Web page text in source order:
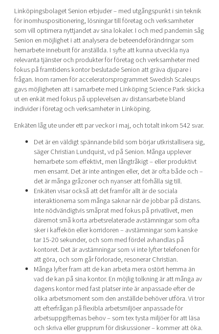
Linköpingsbolaget Senion erbjuder – med utgångspunkt i sin teknik
för inomhuspositionering, lösningar till företag och verksamheter
som vill optimera nyttjandet av sina lokaler. I och med pandemin såg
Senion en möjlighet i att analysera de beteendeförändringar som
hemarbete inneburit för anställda. I syfte att kunna utveckla nya
relevanta tjänster och produkter för företag och verksamheter med
fokus på framtidens kontor beslutade Senion att gräva djupare i
frågan. Inom ramen för acceleratorsprogrammet Swedish Scaleups
gavs möjligheten att i samarbete med Linköping Science Park skicka
ut en enkät med fokus på upplevelsen av distansarbete bland
individer i företag och verksamheter in Linköping.
Enkäten låg ute under ett par veckor i maj, och totalt inkom 542 svar.
Det är en väldigt spännande bild som börjar utkristallisera sig,
säger Christian Lundquist, vd på Senion. Många upplever
hemarbete som effektivt, men långtråkigt – eller produktivt
men ensamt. Det är inte antingen eller, det är ofta både och –
det är många gråzoner och nyanser att förhålla sig till.
Enkäten visar också att det framför allt är de sociala
interaktionerna som många saknar när de jobbar på distans.
Inte nödvändigtvis småprat med fokus på privatlivet, men
däremot små korta arbetsrelaterade avstämningar som ofta
sker i kaffekön eller korridoren – avstämningar som kanske
tar 15-20 sekunder, och som med fördel avhandlas på
kontoret. Det är avstämningar som vi inte lyfter telefonen för
att göra, och som går förlorade, resonerar Christian.
Många lyfter fram att de kan arbeta mera ostört hemma än
vad de kan på sina kontor. En möjlig tolkning är att många av
dagens kontor med fast platser inte är anpassade efter de
olika arbetsmoment som den anställde behöver utföra. Vi tror
att efterfrågan på flexibla arbetsmiljöer anpassade för
arbetsuppgifternas behov – som tex tysta miljöer för att läsa
och skriva eller grupprum för diskussioner – kommer att öka.